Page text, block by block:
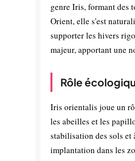
genre Iris, formant des
Orient, elle s'est
supporter les hivers
majeur, apportant une
Rôle
Iris orientalis joue un
les abeilles et les
stabilisation des sols
implantation dans les